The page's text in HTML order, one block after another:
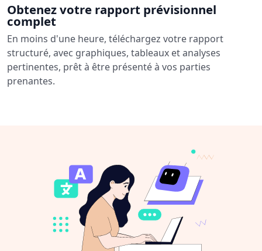
Obtenez votre rapport prévisionnel
complet
En moins d'une heure, téléchargez votre rapport
structuré, avec graphiques, tableaux et analyses
pertinentes, prêt à être présenté à vos parties
prenantes.